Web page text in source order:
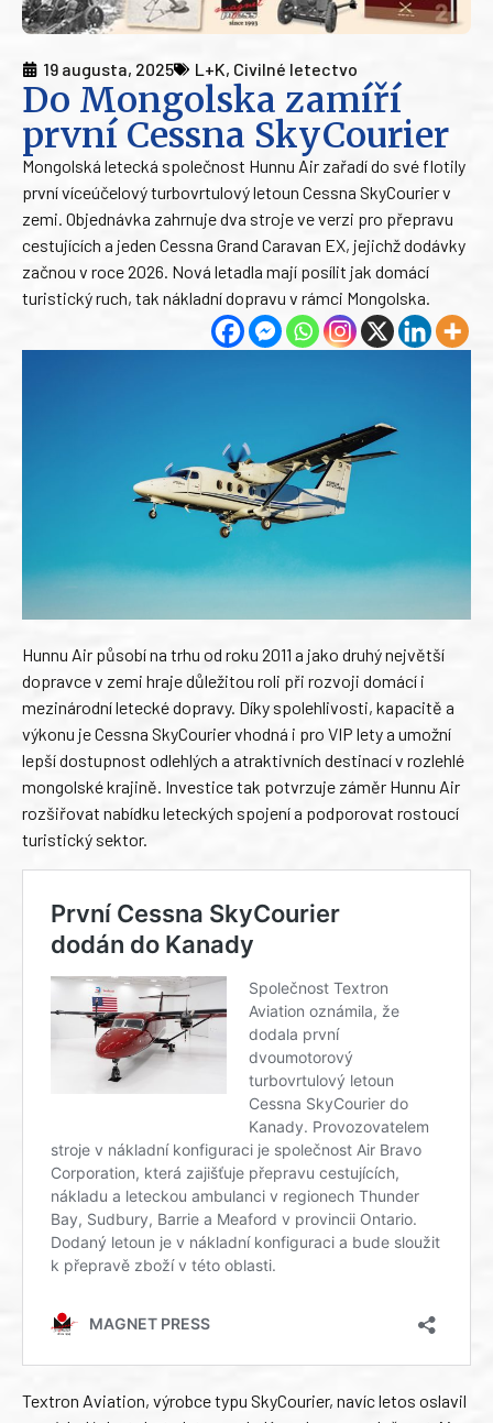
19 augusta, 2025 L+K, Civilné letectvo
Do Mongolska zamíří
první Cessna SkyCourier
Mongolská letecká společnost Hunnu Air zařadí do své flotily
první víceúčelový turbovrtulový letoun Cessna SkyCourier v
zemi. Objednávka zahrnuje dva stroje ve verzi pro přepravu
cestujících a jeden Cessna Grand Caravan EX, jejichž dodávky
začnou v roce 2026. Nová letadla mají posílit jak domácí
turistický ruch, tak nákladní dopravu v rámci Mongolska.
Hunnu Air působí na trhu od roku 2011 a jako druhý největší
dopravce v zemi hraje důležitou roli při rozvoji domácí i
mezinárodní letecké dopravy. Díky spolehlivosti, kapacitě a
výkonu je Cessna SkyCourier vhodná i pro VIP lety a umožní
lepší dostupnost odlehlých a atraktivních destinací v rozlehlé
mongolské krajině. Investice tak potvrzuje záměr Hunnu Air
rozšiřovat nabídku leteckých spojení a podporovat rostoucí
turistický sektor.
Textron Aviation, výrobce typu SkyCourier, navíc letos oslavil